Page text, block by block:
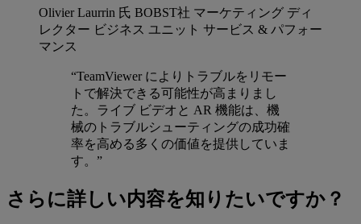
Olivier Laurrin 氏 BOBST社 マーケティング ディ
レクター ビジネス ユニット サービス & パフォー
マンス
“TeamViewer によりトラブルをリモー
トで解決できる可能性が高まりまし
た。ライブ ビデオと AR 機能は、機
械のトラブルシューティングの成功確
率を高める多くの価値を提供していま
す。”
さらに詳しい内容を知りたいですか？